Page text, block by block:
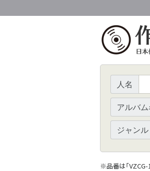
人名
アルバム
ジャンル
※品番は「VZCG-1